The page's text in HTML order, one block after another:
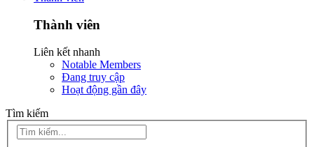
Thành viên
Liên kết nhanh
Notable Members
Đang truy cập
Hoạt động gần đây
Tìm kiếm